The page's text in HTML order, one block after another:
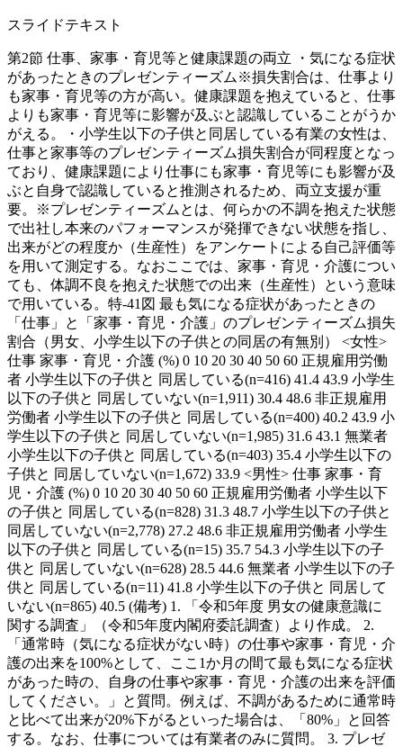
スライドテキスト
第2節 仕事、家事・育児等と健康課題の両立 ・気になる症状
があったときのプレゼンティーズム※損失割合は、仕事より
も家事・育児等の方が高い。健康課題を抱えていると、仕事
よりも家事・育児等に影響が及ぶと認識していることがうか
がえる。・小学生以下の子供と同居している有業の女性は、
仕事と家事等のプレゼンティーズム損失割合が同程度となっ
ており、健康課題により仕事にも家事・育児等にも影響が及
ぶと自身で認識していると推測されるため、両立支援が重
要。※プレゼンティーズムとは、何らかの不調を抱えた状態
で出社し本来のパフォーマンスが発揮できない状態を指し、
出来がどの程度か（生産性）をアンケートによる自己評価等
を用いて測定する。なおここでは、家事・育児・介護につい
ても、体調不良を抱えた状態での出来（生産性）という意味
で用いている。特-41図 最も気になる症状があったときの
「仕事」と「家事・育児・介護」のプレゼンティーズム損失
割合（男女、小学生以下の子供との同居の有無別） <女性>
仕事 家事・育児・介護 (%) 0 10 20 30 40 50 60 正規雇用労働
者 小学生以下の子供と 同居している(n=416) 41.4 43.9 小学生
以下の子供と 同居していない(n=1,911) 30.4 48.6 非正規雇用
労働者 小学生以下の子供と 同居している(n=400) 40.2 43.9 小
学生以下の子供と 同居していない(n=1,985) 31.6 43.1 無業者
小学生以下の子供と 同居している(n=403) 35.4 小学生以下の
子供と 同居していない(n=1,672) 33.9 <男性> 仕事 家事・育
児・介護 (%) 0 10 20 30 40 50 60 正規雇用労働者 小学生以下
の子供と 同居している(n=828) 31.3 48.7 小学生以下の子供と
同居していない(n=2,778) 27.2 48.6 非正規雇用労働者 小学生
以下の子供と 同居している(n=15) 35.7 54.3 小学生以下の子
供と 同居していない(n=628) 28.5 44.6 無業者 小学生以下の子
供と 同居している(n=11) 41.8 小学生以下の子供と 同居して
いない(n=865) 40.5 (備考) 1. 「令和5年度 男女の健康意識に
関する調査」（令和5年度内閣府委託調査）より作成。 2.
「通常時（気になる症状がない時）の仕事や家事・育児・介
護の出来を100%として、ここ1か月の間て最も気になる症状
があった時の、自身の仕事や家事・育児・介護の出来を評価
してください。」と質問。例えば、不調があるために通常時
と比べて出来が20%下がるといった場合は、「80%」と回答
する。なお、仕事については有業者のみに質問。 3. プレゼ